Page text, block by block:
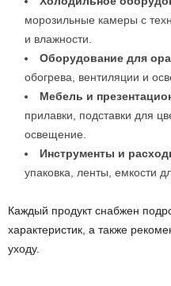
морозильные камеры с
и влажности.
Оборудование для
обогрева, вентиляции и
Мебель и
прилавки, подставки для
освещение.
Инструменты и
упаковка, ленты, емкости
Каждый продукт снабжен
характеристик, а также
уходу.